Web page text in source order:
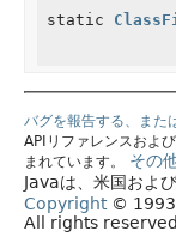
static
バグを報告する、また
APIリファレンスおよ
まれています。
その
Javaは、米国およ
Copyright© 1993,
All rights